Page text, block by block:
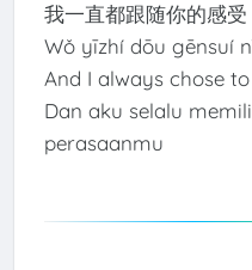
我一直都跟随你的感受
Wǒ yīzhí dōu gēnsuí
And I always chose
Dan aku selalu
perasaanmu